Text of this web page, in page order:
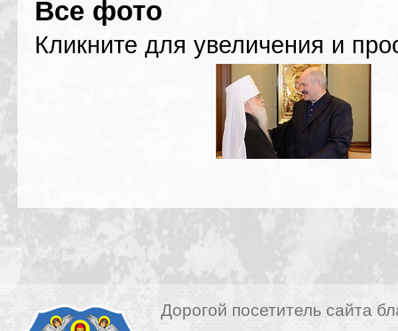
Все фото
Кликните для увеличения и
Дорогой посетитель сайта